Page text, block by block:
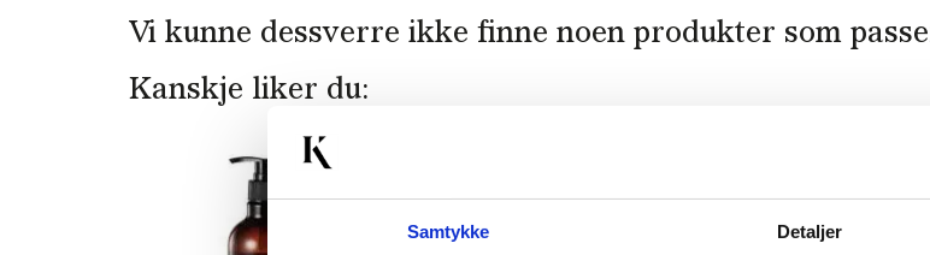
Samtykke Detaljer
Vi kunne dessverre ikke finne noen produkter som
Kanskje liker du:
50%